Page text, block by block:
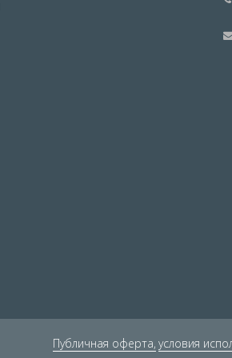
Публичная оферта, условия